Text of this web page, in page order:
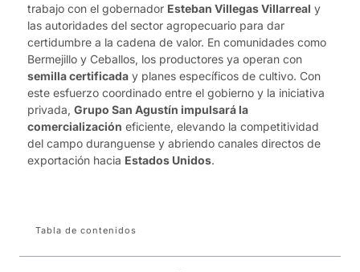
trabajo con el gobernador Esteban Villegas Villarreal y
las autoridades del sector agropecuario para dar
certidumbre a la cadena de valor. En comunidades como
Bermejillo y Ceballos, los productores ya operan con
semilla certificada y planes específicos de cultivo. Con
este esfuerzo coordinado entre el gobierno y la iniciativa
privada, Grupo San Agustín impulsará la
comercialización eficiente, elevando la competitividad
del campo duranguense y abriendo canales directos de
exportación hacia Estados Unidos.
Tabla de contenidos